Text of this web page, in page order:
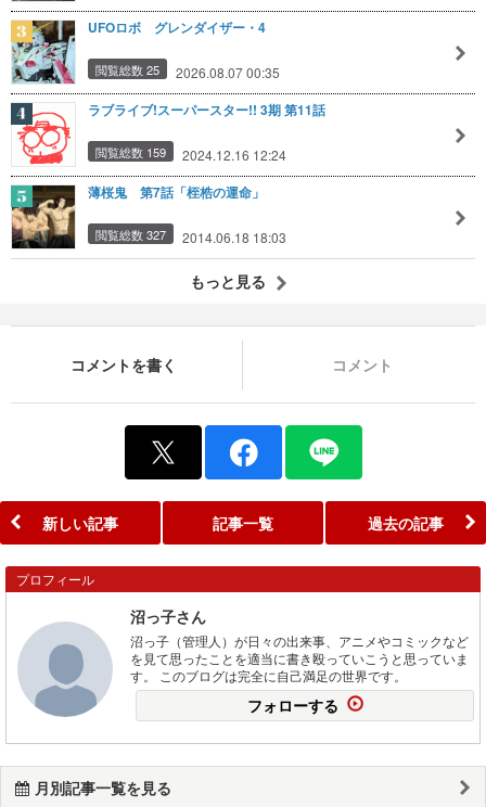
UFOロボ グレンダイザー・4
閲覧総数 25 2026.08.07 00:35
ラブライブ!スーパースター!! 3期 第11話
閲覧総数 159 2024.12.16 12:24
薄桜鬼 第7話「桎梏の運命」
閲覧総数 327 2014.06.18 18:03
もっと見る
コメントを書く コメント
新しい記事 記事一覧 過去の記事
プロフィール
沼っ子さん
沼っ子（管理人）が日々の出来事、アニメやコミックなど
を見て思ったことを適当に書き殴っていこうと思っていま
す。 このブログは完全に自己満足の世界です。
フォローする
月別記事一覧を見る